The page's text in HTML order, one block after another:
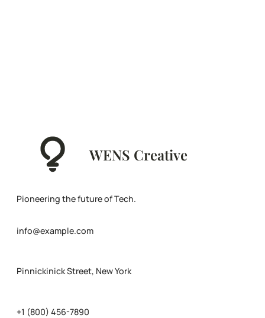
WENS Creative
Pioneering the future of Tech.
info@example.com
Pinnickinick Street, New York
+1 (800) 456-7890